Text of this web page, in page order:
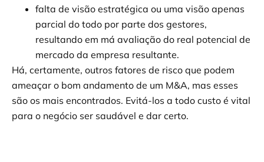
falta de visão estratégica ou uma visão apenas
parcial do todo por parte dos gestores,
resultando em má avaliação do real potencial de
mercado da empresa resultante.
Há, certamente, outros fatores de risco que podem
ameaçar o bom andamento de um M&A, mas esses
são os mais encontrados. Evitá-los a todo custo é vital
para o negócio ser saudável e dar certo.